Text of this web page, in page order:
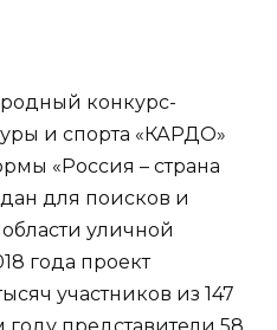
конкурс-
и спорта «КАРДО»
«Россия – страна
для поисков и
уличной
года проект
участников из 147
представители 58